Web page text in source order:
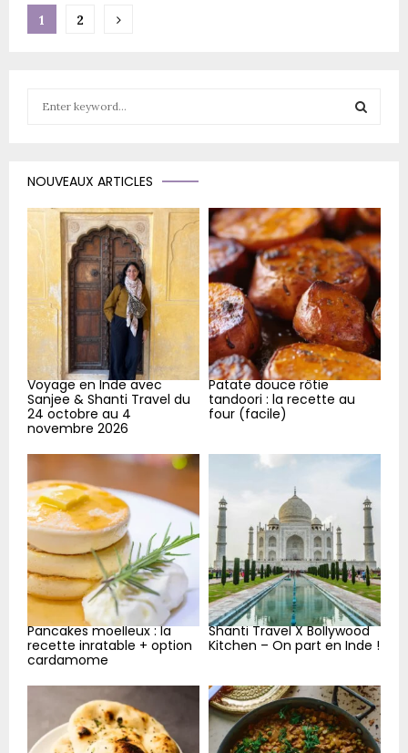
Pagination
1 2
c
f
o
A
R
C
H
NOUVEAUX ARTICLES
Voyage en Inde avec
Sanjee & Shanti Travel du
24 octobre au 4
novembre 2026
Patate douce rôtie
tandoori : la recette au
four (facile)
Pancakes moelleux : la
recette inratable + option
cardamome
Shanti Travel X Bollywood
Kitchen – On part en Inde !